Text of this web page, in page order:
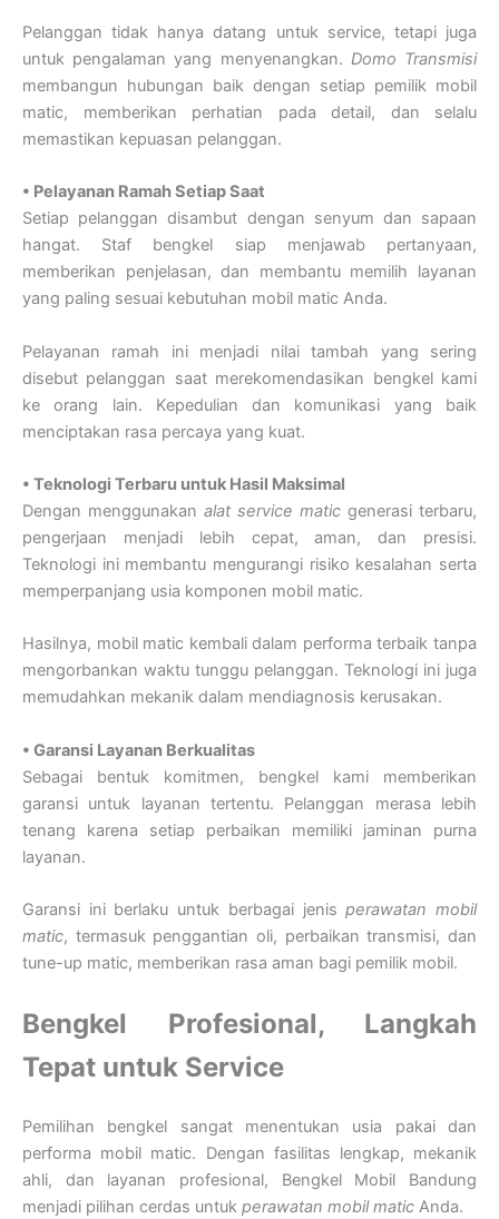
Pelanggan tidak hanya datang untuk service, tetapi juga
untuk pengalaman yang menyenangkan. Domo Transmisi
membangun hubungan baik dengan setiap pemilik mobil
matic, memberikan perhatian pada detail, dan selalu
memastikan kepuasan pelanggan.
• Pelayanan Ramah Setiap Saat
Setiap pelanggan disambut dengan senyum dan sapaan
hangat. Staf bengkel siap menjawab pertanyaan,
memberikan penjelasan, dan membantu memilih layanan
yang paling sesuai kebutuhan mobil matic Anda.
Pelayanan ramah ini menjadi nilai tambah yang sering
disebut pelanggan saat merekomendasikan bengkel kami
ke orang lain. Kepedulian dan komunikasi yang baik
menciptakan rasa percaya yang kuat.
• Teknologi Terbaru untuk Hasil Maksimal
Dengan menggunakan alat service matic generasi terbaru,
pengerjaan menjadi lebih cepat, aman, dan presisi.
Teknologi ini membantu mengurangi risiko kesalahan serta
memperpanjang usia komponen mobil matic.
Hasilnya, mobil matic kembali dalam performa terbaik tanpa
mengorbankan waktu tunggu pelanggan. Teknologi ini juga
memudahkan mekanik dalam mendiagnosis kerusakan.
• Garansi Layanan Berkualitas
Sebagai bentuk komitmen, bengkel kami memberikan
garansi untuk layanan tertentu. Pelanggan merasa lebih
tenang karena setiap perbaikan memiliki jaminan purna
layanan.
Garansi ini berlaku untuk berbagai jenisperawatan mobil
matic, termasuk penggantian oli, perbaikan transmisi, dan
tune-up matic, memberikan rasa aman bagi pemilik mobil.
Bengkel Profesional, Langkah
Tepat untuk Service
Pemilihan bengkel sangat menentukan usia pakai dan
performa mobil matic. Dengan fasilitas lengkap, mekanik
ahli, dan layanan profesional, Bengkel Mobil Bandung
menjadi pilihan cerdas untuk perawatan mobil matic Anda.